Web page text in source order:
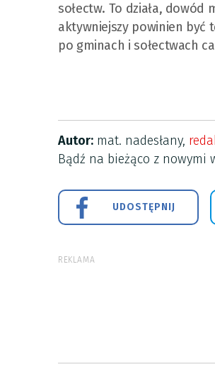
sołectw. To działa, dowód
aktywniejszy powinien być
po gminach i sołectwach
Autor: mat. nadesłany,
Bądź na bieżąco z nowymi
UDOSTĘPNIJ
REKLAMA